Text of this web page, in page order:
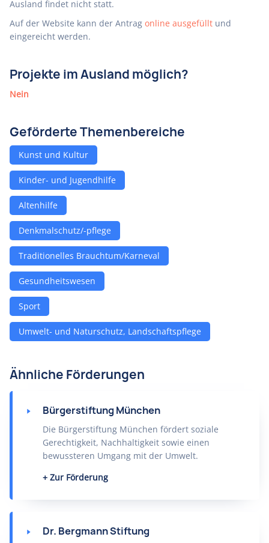
Ausland findet nicht statt.
Auf der Website kann der Antrag online ausgefüllt und
eingereicht werden.
Projekte im Ausland möglich?
Nein
Geförderte Themenbereiche
Kunst und Kultur
Kinder- und Jugendhilfe
Altenhilfe
Denkmalschutz/-pflege
Traditionelles Brauchtum/Karneval
Gesundheitswesen
Sport
Umwelt- und Naturschutz, Landschaftspflege
Ähnliche Förderungen
Bürgerstiftung München
Die Bürgerstiftung München fördert soziale
Gerechtigkeit, Nachhaltigkeit sowie einen
bewussteren Umgang mit der Umwelt.
Zur Förderung
Dr. Bergmann Stiftung